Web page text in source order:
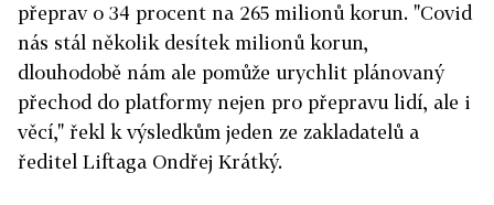
přeprav o 34 procent na 265 milionů korun. "Covid
nás stál několik desítek milionů korun,
dlouhodobě nám ale pomůže urychlit plánovaný
přechod do platformy nejen pro přepravu lidí, ale i
věcí," řekl k výsledkům jeden ze zakladatelů a
ředitel Liftaga Ondřej Krátký.